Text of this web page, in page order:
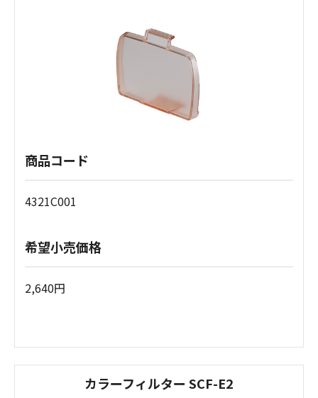
商品コード
4321C001
希望小売価格
2,640円
カラーフィルター SCF-E2